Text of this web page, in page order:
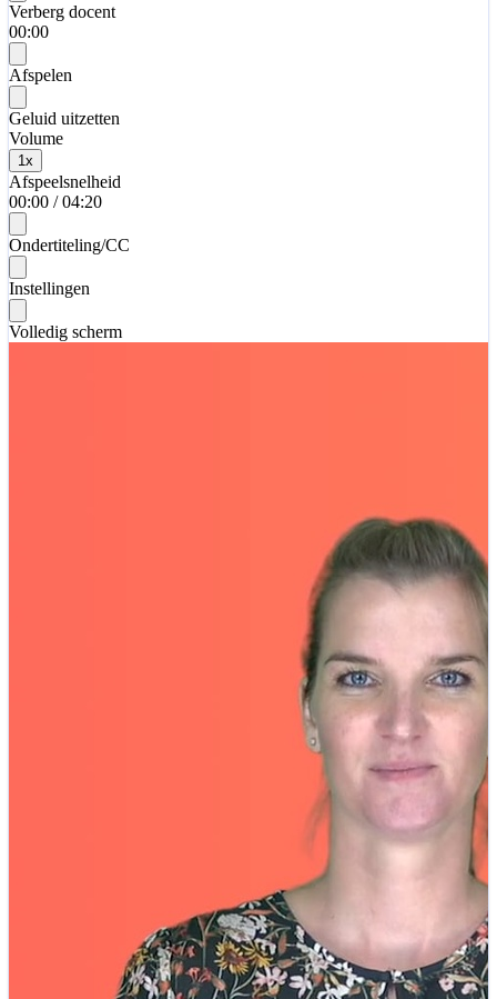
Verberg docent
00:00
Afspelen
Geluid uitzetten
Volume
1x
Afspeelsnelheid
00:00 / 04:20
Ondertiteling/CC
Instellingen
Volledig scherm